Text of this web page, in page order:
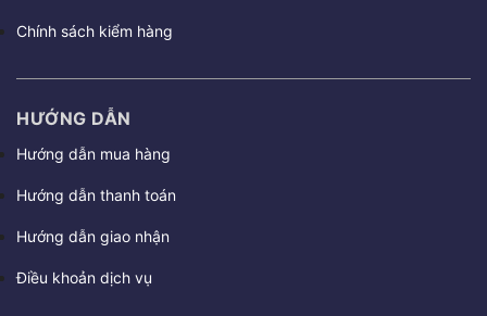
Chính sách kiểm hàng
HƯỚNG DẪN
Hướng dẫn mua hàng
Hướng dẫn thanh toán
Hướng dẫn giao nhận
Điều khoản dịch vụ